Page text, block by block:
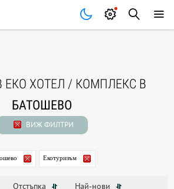
ЕКО ХОТЕЛ / КОМПЛЕКС В
БАТОШЕВО
ВИЖ ФИЛТРИ
Екотуризъм
Отстъпка Най-нови